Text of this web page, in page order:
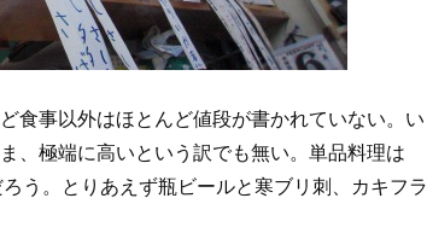
食事以外はほとんど値段が書かれていない。い
、極端に高いという訳でも無い。単品料理は
う。とりあえず瓶ビールと寒ブリ刺、カキフラ